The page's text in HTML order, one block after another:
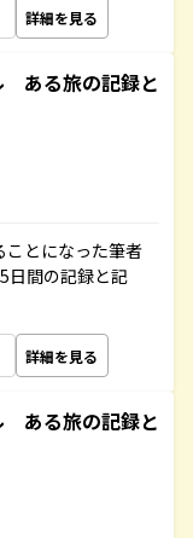
詳細を見る
ある旅の記録と
ことになった筆者
日間の記録と記
詳細を見る
ある旅の記録と